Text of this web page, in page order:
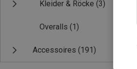
Kleider & Röcke (3)
Overalls (1)
Accessoires (191)